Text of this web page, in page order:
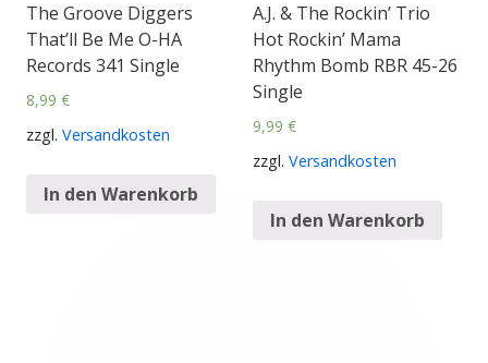
The Groove Diggers
That’ll Be Me O-HA
Records 341 Single
8,99 €
zzgl. Versandkosten
In den Warenkorb
A.J. & The Rockin’ Trio
Hot Rockin’ Mama
Rhythm Bomb RBR 45-26
Single
9,99 €
zzgl. Versandkosten
In den Warenkorb